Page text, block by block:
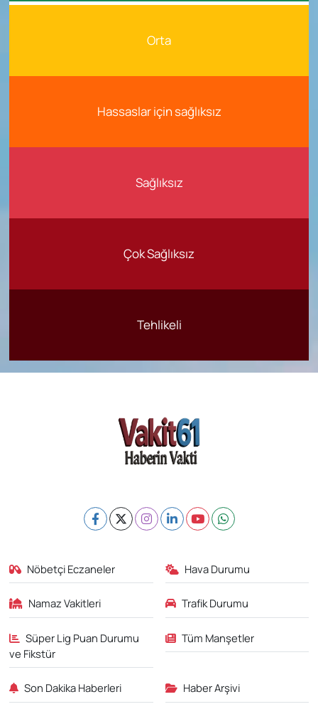
Orta
Hassaslar için sağlıksız
Sağlıksız
Çok Sağlıksız
Tehlikeli
Nöbetçi Eczaneler Hava Durumu
Namaz Vakitleri Trafik Durumu
Süper Lig Puan Durumu
ve Fikstür
Tüm Manşetler
Son Dakika Haberleri Haber Arşivi